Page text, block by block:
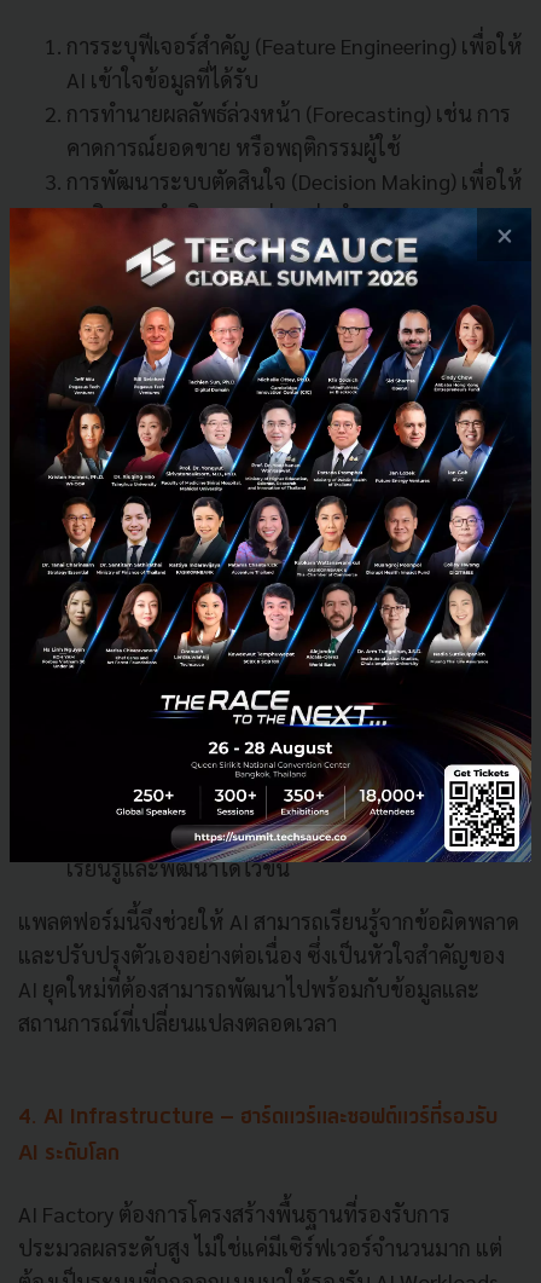
การระบุฟีเจอร์สำคัญ (Feature Engineering) เพื่อให้
AI เข้าใจข้อมูลที่ได้รับ
การทำนายผลลัพธ์ล่วงหน้า (Forecasting) เช่น การ
คาดการณ์ยอดขาย หรือพฤติกรรมผู้ใช้
การพัฒนาระบบตัดสินใจ (Decision Making) เพื่อให้
AI คิดและดำเนินการอย่างแม่นยำ
AI Factory ใช้เทคนิคขั้นสูง เช่น Deep Learning และ
Reinforcement Learning เพื่อฝึก AI ให้มีประสิทธิภาพ
3. Experimentation Platform – ทดสอบและพัฒนา AI
อย่างต่อเนื่อง
AI Factory ไม่ใช่แค่สร้าง AI แต่ต้องมีแพลตฟอร์มสำหรับ
ทดสอบและพัฒนา AI อย่างต่อเนื่อง โดย
Experimentation Platform ช่วยให้…
ทดสอบอัลกอริทึมด้วย การทดลองแบบ A/B Testing
เพื่อเปรียบเทียบประสิทธิภาพของโมเดล
จำลองสถานการณ์จริง (Real-world Simulation)
เพื่อดูว่า AI ทำงานได้ดีแค่ไหนในโลกแห่งความเป็น
ปรับแต่งโมเดล แบบรวดเร็วและต่อเนื่อง ช่วยให้ AI
เรียนรู้และพัฒนาได้ไวขึ้น
แพลตฟอร์มนี้จึงช่วยให้ AI สามารถเรียนรู้จากข้อผิดพลาด
และปรับปรุงตัวเองอย่างต่อเนื่อง ซึ่งเป็นหัวใจสำคัญของ
AI ยุคใหม่ที่ต้องสามารถพัฒนาไปพร้อมกับข้อมูลและ
สถานการณ์ที่เปลี่ยนแปลงตลอดเวลา
4. AI Infrastructure – ฮาร์ดแวร์และซอฟต์แวร์ที่รองรับ
AI ระดับโลก
AI Factory ต้องการโครงสร้างพื้นฐานที่รองรับการ
ประมวลผลระดับสูง ไม่ใช่แค่มีเซิร์ฟเวอร์จำนวนมาก แต่
×